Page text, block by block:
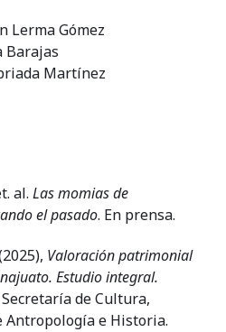
Lerma Gómez
Barajas
Martínez
al. Las momias de
el pasado. En prensa.
Valoración patrimonial
Estudio integral.
Secretaría de Cultura,
e Historia.